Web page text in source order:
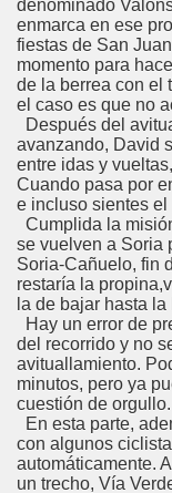
denominado
enmarca en ese
fiestas de San
momento para
de la berrea con el
el caso es que no
Después del
avanzando, David
entre idas y
Cuando pasa por
e incluso sientes
Cumplida la
se vuelven a Soria
Soria-Cañuelo, fin
restaría la
la de bajar hasta la
Hay un error de
del recorrido y no
avituallamiento.
minutos, pero ya
cuestión de orgullo.
En esta parte,
con algunos
automáticamente.
un trecho, Vía